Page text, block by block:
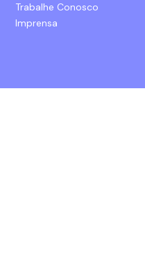
Trabalhe Conosco
Imprensa